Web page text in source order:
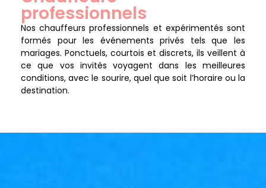
professionnels
Nos chauffeurs professionnels et expérimentés sont
formés pour les événements privés tels que les
mariages. Ponctuels, courtois et discrets, ils veillent à
ce que vos invités voyagent dans les meilleures
conditions, avec le sourire, quel que soit l’horaire ou la
destination.